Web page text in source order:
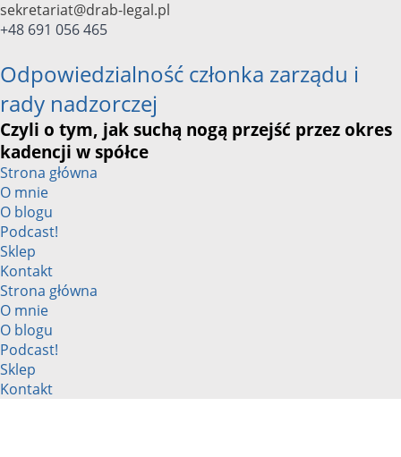
Przejdź
do
sekretariat@drab-legal.pl
+48 691 056 465
Odpowiedzialność członka zarządu i
rady nadzorczej
Czyli o tym, jak suchą nogą przejść przez okres
kadencji w spółce
Strona główna
O mnie
O blogu
Podcast!
Sklep
Kontakt
Strona główna
O mnie
O blogu
Podcast!
Sklep
Kontakt